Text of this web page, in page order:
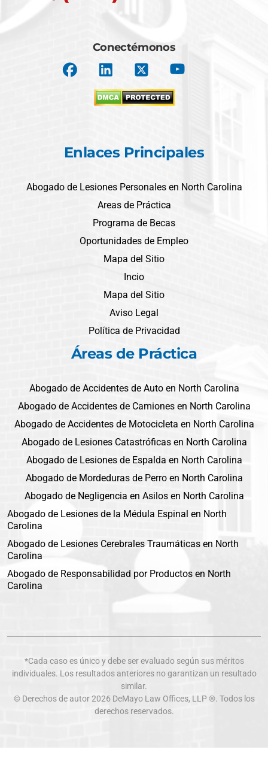
Conectémonos
Enlaces Principales
Abogado de Lesiones Personales en North Carolina
Areas de Práctica
Programa de Becas
Oportunidades de Empleo
Mapa del Sitio
Incio
Mapa del Sitio
Aviso Legal
Política de Privacidad
Áreas de Práctica
Abogado de Accidentes de Auto en North Carolina
Abogado de Accidentes de Camiones en North Carolina
Abogado de Accidentes de Motocicleta en North Carolina
Abogado de Lesiones Catastróficas en North Carolina
Abogado de Lesiones de Espalda en North Carolina
Abogado de Mordeduras de Perro en North Carolina
Abogado de Negligencia en Asilos en North Carolina
Abogado de Lesiones de la Médula Espinal en North
Carolina
Abogado de Lesiones Cerebrales Traumáticas en North
Carolina
Abogado de Responsabilidad por Productos en North
Carolina
*Cada caso es único y debe ser evaluado según sus méritos
individuales. Los resultados anteriores no garantizan un resultado
similar.
© Derechos de autor 2026 DeMayo Law Offices, LLP ®. Todos los
derechos reservados.